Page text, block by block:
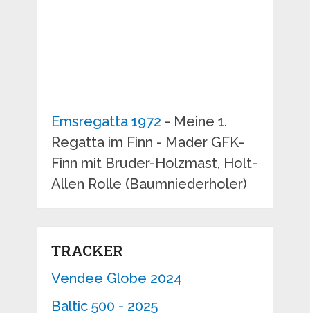
Emsregatta 1972 - Meine 1.
Regatta im Finn - Mader GFK-
Finn mit Bruder-Holzmast, Holt-
Allen Rolle (Baumniederholer)
TRACKER
Vendee Globe 2024
Baltic 500 - 2025